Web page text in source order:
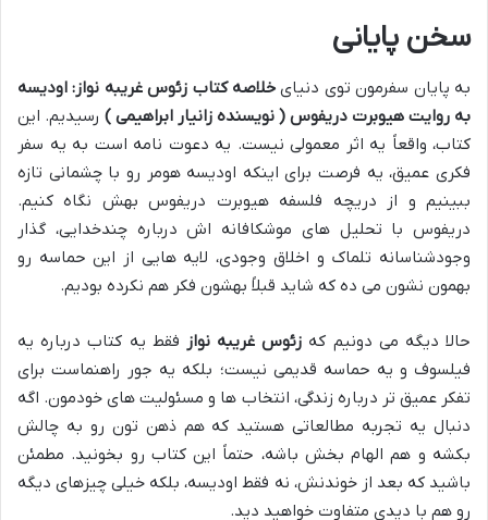
سخن پایانی
به پایان سفرمون توی دنیای خلاصه کتاب زئوس غریبه نواز: اودیسه
به روایت هیوبرت دریفوس ( نویسنده زانیار ابراهیمی ) رسیدیم. این
کتاب، واقعاً یه اثر معمولی نیست. یه دعوت نامه است به یه سفر
فکری عمیق، یه فرصت برای اینکه اودیسه هومر رو با چشمانی تازه
ببینیم و از دریچه فلسفه هیوبرت دریفوس بهش نگاه کنیم.
دریفوس با تحلیل های موشکافانه اش درباره چندخدایی، گذار
وجودشناسانه تلماک و اخلاق وجودی، لایه هایی از این حماسه رو
بهمون نشون می ده که شاید قبلاً بهشون فکر هم نکرده بودیم.
حالا دیگه می دونیم که زئوس غریبه نواز فقط یه کتاب درباره یه
فیلسوف و یه حماسه قدیمی نیست؛ بلکه یه جور راهنماست برای
تفکر عمیق تر درباره زندگی، انتخاب ها و مسئولیت های خودمون. اگه
دنبال یه تجربه مطالعاتی هستید که هم ذهن تون رو به چالش
بکشه و هم الهام بخش باشه، حتماً این کتاب رو بخونید. مطمئن
باشید که بعد از خوندنش، نه فقط اودیسه، بلکه خیلی چیزهای دیگه
رو هم با دیدی متفاوت خواهید دید.